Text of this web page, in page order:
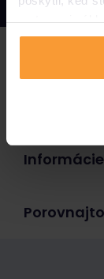
na to svoj
Informácie